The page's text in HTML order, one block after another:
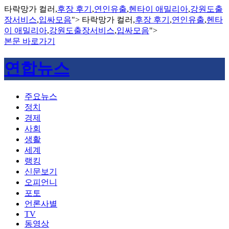
타락망가 컬러,후장 후기 ,연인유출,헨타이 애밀리아,강원도출
장서비스,입싸모음"> 타락망가 컬러,후장 후기 ,연인유출,헨타
이 애밀리아,강원도출장서비스,입싸모음">
본문 바로가기
연합뉴스
주요뉴스
정치
경제
사회
생활
세계
랭킹
신문보기
오피언니
포토
언론사별
TV
동영상